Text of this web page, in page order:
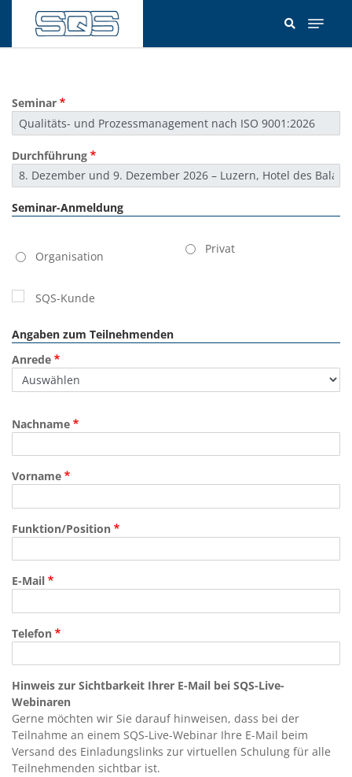
Inhalt
Seminar
Durchführung
Seminar-Anmeldung
Organisation
Privat
SQS-Kunde
Angaben zum Teilnehmenden
Anrede
Nachname
Vorname
Funktion/Position
E-Mail
Telefon
Hinweis zur Sichtbarkeit Ihrer E-Mail bei SQS-Live-
Webinaren
Gerne möchten wir Sie darauf hinweisen, dass bei der
Teilnahme an einem SQS-Live-Webinar Ihre E-Mail beim
Versand des Einladungslinks zur virtuellen Schulung für alle
Teilnehmenden sichtbar ist.